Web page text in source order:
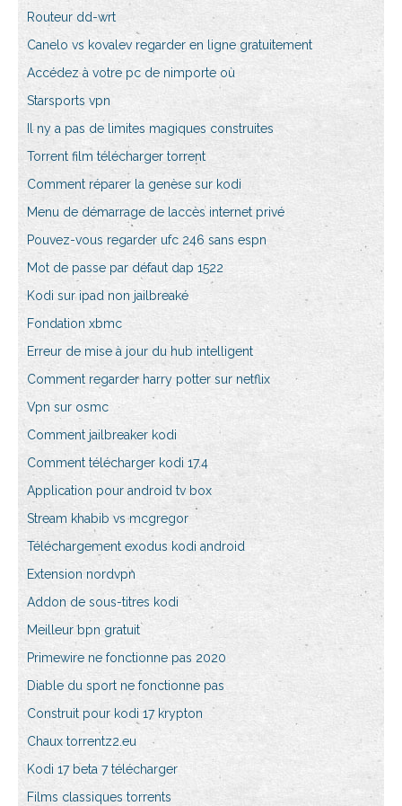
Routeur dd-wrt
Canelo vs kovalev regarder en ligne gratuitement
Accédez à votre pc de nimporte où
Starsports vpn
Il ny a pas de limites magiques construites
Torrent film télécharger torrent
Comment réparer la genèse sur kodi
Menu de démarrage de laccès internet privé
Pouvez-vous regarder ufc 246 sans espn
Mot de passe par défaut dap 1522
Kodi sur ipad non jailbreaké
Fondation xbmc
Erreur de mise à jour du hub intelligent
Comment regarder harry potter sur netflix
Vpn sur osmc
Comment jailbreaker kodi
Comment télécharger kodi 17.4
Application pour android tv box
Stream khabib vs mcgregor
Téléchargement exodus kodi android
Extension nordvpn
Addon de sous-titres kodi
Meilleur bpn gratuit
Primewire ne fonctionne pas 2020
Diable du sport ne fonctionne pas
Construit pour kodi 17 krypton
Chaux torrentz2.eu
Kodi 17 beta 7 télécharger
Films classiques torrents